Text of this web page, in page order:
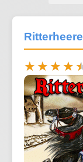
Ritterheere